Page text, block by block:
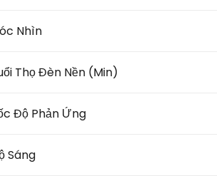
Nhìn
Thọ Đèn Nền (Min)
Độ Phản Ứng
Sáng